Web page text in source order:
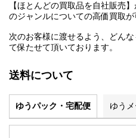
【ほとんどの買取品を自社販売
のジャンルについての高価買取が
次のお客様に渡せるよう、どん
て保たせて頂いております。
送料について
ゆうパック・宅配便 ゆう